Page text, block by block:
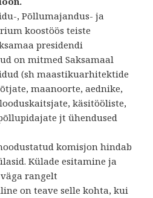
, Põllumajandus- ja
koostöös teiste
presidendi
on mitmed Saksamaal
(sh maastikuarhitektide
maanoorte, aednike,
käsitööliste,
jt ühendused
komisjon hindab
Külade esitamine ja
rangelt
on teave selle kohta, kui